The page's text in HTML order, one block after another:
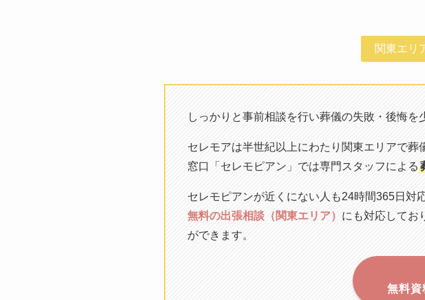
関東エリ
しっかりと事前相談を行い葬儀の失敗・後悔を
セレモアは半世紀以上にわたり関東エリアで
窓口「セレモピアン」では専門スタッフによる
セレモピアンが近くにない人も24時間365日対
無料の出張相談（関東エリア） にも対応してお
ができます。
無料資